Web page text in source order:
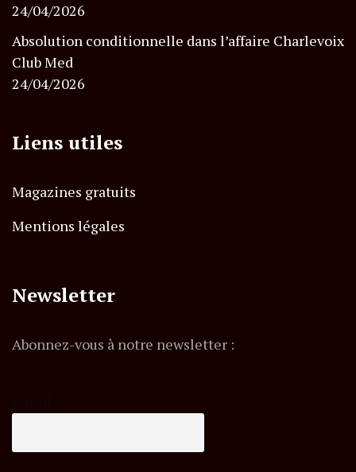
24/04/2026
Absolution conditionnelle dans l’affaire Charlevoix
Club Med
24/04/2026
Liens utiles
Magazines gratuits
Mentions légales
Newsletter
Abonnez-vous à notre newsletter :